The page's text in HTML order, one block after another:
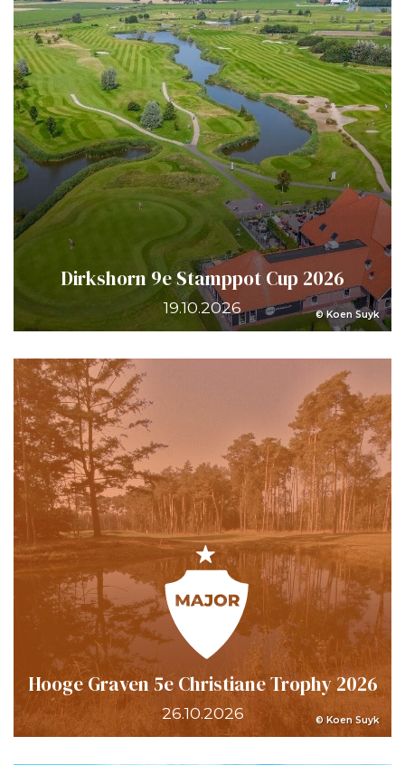
© Koen Suyk
Dirkshorn 9e Stamppot Cup 2026
19.10.2026
© Koen Suyk
Hooge Graven 5e Christiane Trophy 2026
26.10.2026